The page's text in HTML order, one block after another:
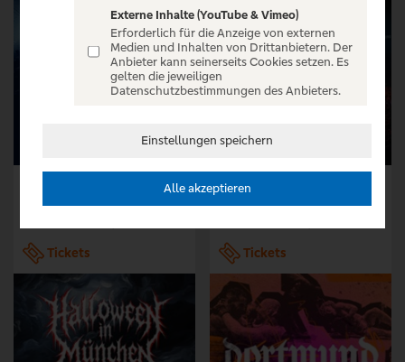
Tickets
KOK 130
Tickets
Externe Inhalte (YouTube & Vimeo)
Erforderlich für die Anzeige von externen
Medien und Inhalten von Drittanbietern. Der
Anbieter kann seinerseits Cookies setzen. Es
gelten die jeweiligen
Datenschutzbestimmungen des Anbieters.
Einstellungen speichern
Alle akzeptieren